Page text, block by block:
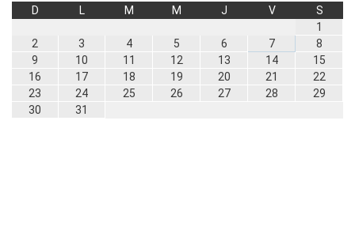
D L M M J V
S
1
2
3 4 5 6 7
8
9
10 11 12 13 14
15
16
17 18 19 20 21
22
23
24 25 26 27 28
29
30
31